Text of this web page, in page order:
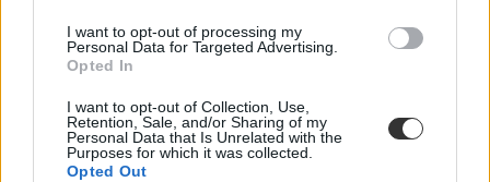
I want to opt-out of processing my
Personal Data for Targeted Advertising.
Opted In
I want to opt-out of Collection, Use,
Retention, Sale, and/or Sharing of my
Personal Data that Is Unrelated with the
Purposes for which it was collected.
Opted Out
Az elmúlt percekben közzétettük a középszintű töriérettségi rövid
választ igénylő feladatinak és esszéfeladatainak megoldási javaslatait
megtaláljátok.
Érettségi-felvételi